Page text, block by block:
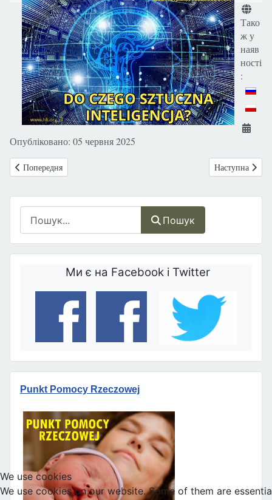
Пошук
Ми є на Facebook і Twitter
Punkt Pomocy Rzeczowej
Деталі
Тако
ж у
наяв
ності
:
Опубліковано: 05 червня 2025
Попередня стаття: Запрошуємо на випуск «Розмов про Життя» під
Попередня Наступна
Наступна
We use cookies
We use cookies on our website. Some of them are